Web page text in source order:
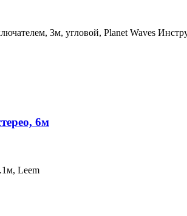
3м, угловой, Planet Waves
6м
Leem